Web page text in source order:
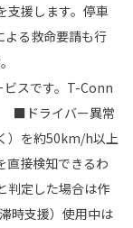
支援します。停車
よる救命要請も行
スです。T-Conn
■ドライバー異常
）を約50km/h以上
直接検知できるわ
判定した場合は作
時支援）使用中は